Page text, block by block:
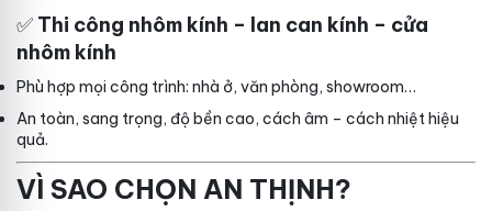
✅ Thi công nhôm kính – lan can kính – cửa
nhôm kính
Phù hợp mọi công trình: nhà ở, văn phòng, showroom…
An toàn, sang trọng, độ bền cao, cách âm – cách nhiệt hiệu
quả.
VÌ SAO CHỌN AN THỊNH?